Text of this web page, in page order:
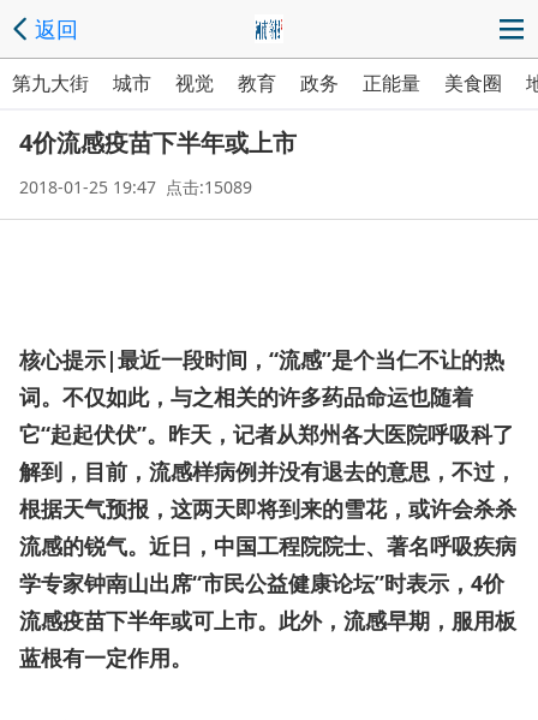
返回
第九大街 城市 视觉 教育 政务 正能量 美食圈
4价流感疫苗下半年或上市
2018-01-25 19:47 点击:15089
核心提示|最近一段时间，“流感”是个当仁不让的热
词。不仅如此，与之相关的许多药品命运也随着
它“起起伏伏”。昨天，记者从郑州各大医院呼吸科了
解到，目前，流感样病例并没有退去的意思，不过，
根据天气预报，这两天即将到来的雪花，或许会杀杀
流感的锐气。近日，中国工程院院士、著名呼吸疾病
学专家钟南山出席“市民公益健康论坛”时表示，4价
流感疫苗下半年或可上市。此外，流感早期，服用板
蓝根有一定作用。